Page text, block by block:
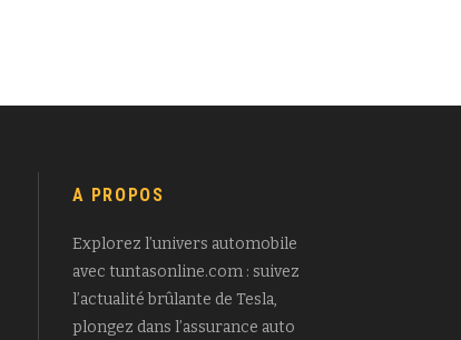
A PROPOS
Explorez l’univers automobile
avec tuntasonline.com : suivez
l’actualité brûlante de Tesla,
plongez dans l’assurance auto